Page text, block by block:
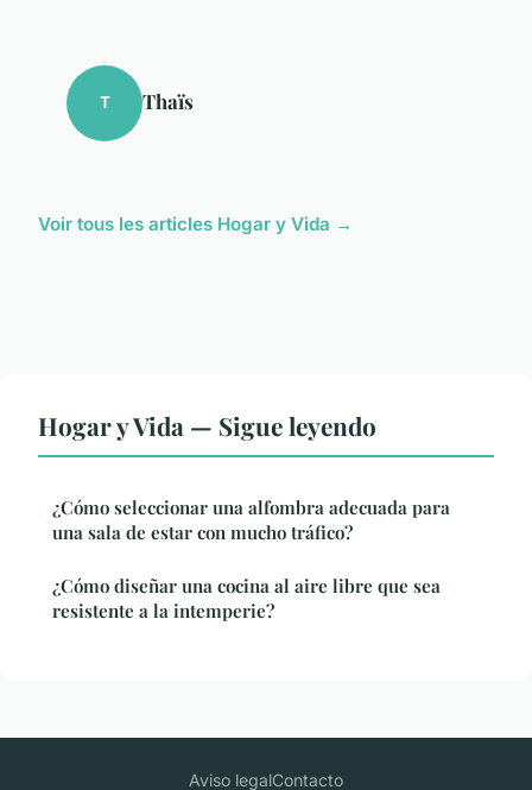
T Thaïs
Voir tous les articles Hogar y Vida →
Hogar y Vida — Sigue leyendo
¿Cómo seleccionar una alfombra adecuada para
una sala de estar con mucho tráfico?
¿Cómo diseñar una cocina al aire libre que sea
resistente a la intemperie?
Aviso legalContacto